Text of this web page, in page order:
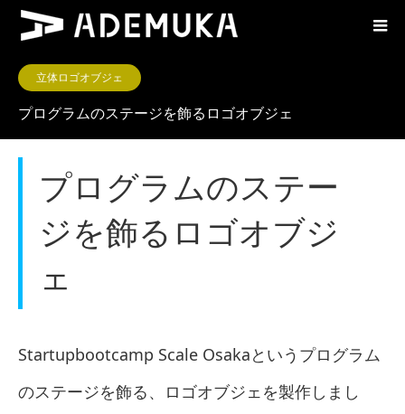
立体ロゴオブジェ
プログラムのステージを飾るロゴオブジェ
プログラムのステー
ジを飾るロゴオブジ
ェ
Startupbootcamp Scale Osakaというプログラム
のステージを飾る、ロゴオブジェを製作しまし